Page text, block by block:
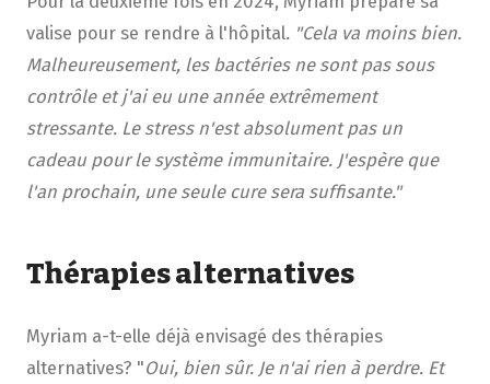
valise pour se rendre à l'hôpital. "Cela va moins bien.
Malheureusement, les bactéries ne sont pas sous
contrôle et j'ai eu une année extrêmement
stressante. Le stress n'est absolument pas un
cadeau pour le système immunitaire. J'espère que
l'an prochain, une seule cure sera suffisante."
Thérapies alternatives
Myriam a-t-elle déjà envisagé des thérapies
alternatives? "Oui, bien sûr. Je n'ai rien à perdre. Et